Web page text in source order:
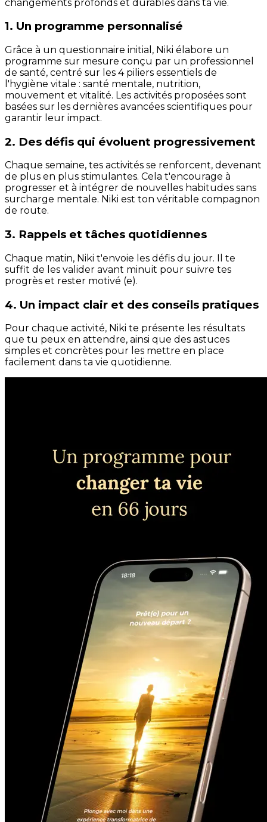
changements profonds et durables dans ta vie.
1. Un programme personnalisé
Grâce à un questionnaire initial, Niki élabore un
programme sur mesure conçu par un professionnel
de santé, centré sur les 4 piliers essentiels de
l'hygiène vitale : santé mentale, nutrition,
mouvement et vitalité. Les activités proposées sont
basées sur les dernières avancées scientifiques pour
garantir leur impact.
2. Des défis qui évoluent progressivement
Chaque semaine, tes activités se renforcent, devenant
de plus en plus stimulantes. Cela t'encourage à
progresser et à intégrer de nouvelles habitudes sans
surcharge mentale. Niki est ton véritable compagnon
de route.
3. Rappels et tâches quotidiennes
Chaque matin, Niki t'envoie les défis du jour. Il te
suffit de les valider avant minuit pour suivre tes
progrès et rester motivé (e).
4. Un impact clair et des conseils pratiques
Pour chaque activité, Niki te présente les résultats
que tu peux en attendre, ainsi que des astuces
simples et concrètes pour les mettre en place
facilement dans ta vie quotidienne.